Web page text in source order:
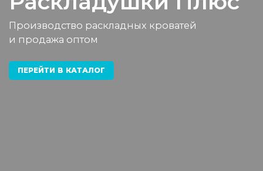
Производство раскладных кроватей
и продажа оптом
ПЕРЕЙТИ В КАТАЛОГ